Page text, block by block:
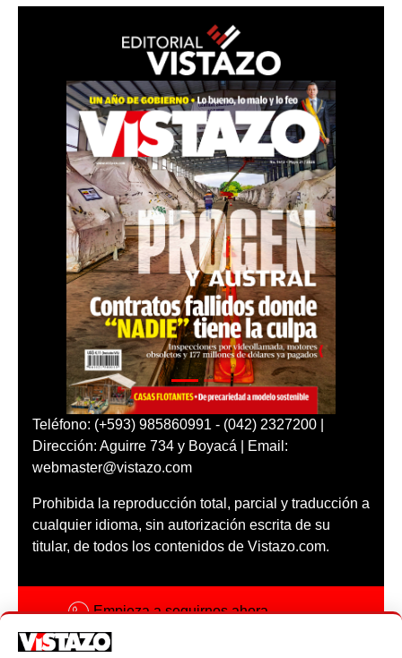
Teléfono: (+593) 985860991 - (042) 2327200 |
Dirección: Aguirre 734 y Boyacá | Email:
webmaster@vistazo.com
Prohibida la reproducción total, parcial y traducción a
cualquier idioma, sin autorización escrita de su
titular, de todos los contenidos de Vistazo.com.
Empieza a seguirnos ahora